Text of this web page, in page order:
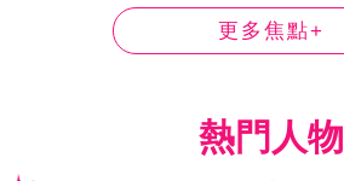
更多焦點+
熱門人物